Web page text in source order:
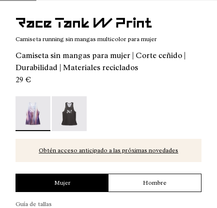
Race Tank W Print
Camiseta running sin mangas multicolor para mujer
Camiseta sin mangas para mujer | Corte ceñido |
Durabilidad | Materiales reciclados
29 €
Race Tank W Print - N1CWRT1-002 - Camiseta
Women’s Race Tank - N1CWRT1-001
Obtén acceso anticipado a las próximas novedades
Mujer Hombre
Guía de tallas